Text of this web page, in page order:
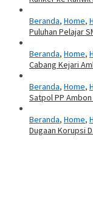
Beranda, Home,
Puluhan Pelajar
Beranda, Home,
Cabang Kejari
Beranda, Home,
Satpol PP
Beranda, Home,
Dugaan Korupsi